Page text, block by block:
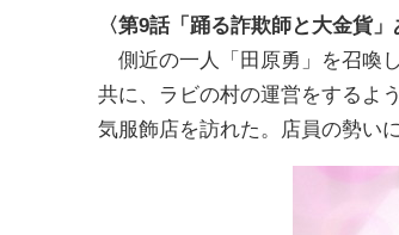
〈第9話「踊る詐欺師と大金貨」
側近の一人「田原勇」を召喚
共に、ラビの村の運営をするよ
気服飾店を訪れた。店員の勢